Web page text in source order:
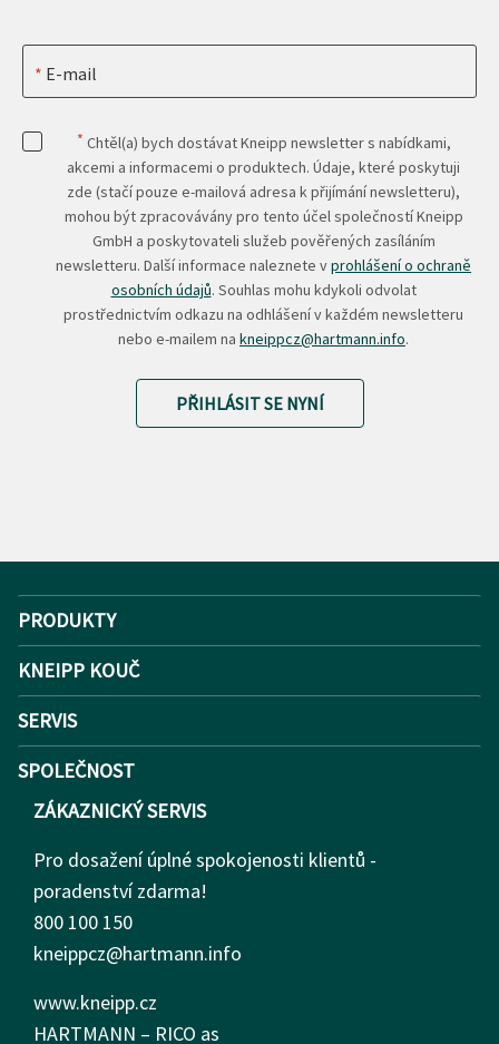
E-mail
* Chtěl(a) bych dostávat Kneipp newsletter s nabídkami,
akcemi a informacemi o produktech. Údaje, které poskytuji
zde (stačí pouze e-mailová adresa k přijímání newsletteru),
mohou být zpracovávány pro tento účel společností Kneipp
GmbH a poskytovateli služeb pověřených zasíláním
newsletteru. Další informace naleznete vprohlášení o ochraně
osobních údajů. Souhlas mohu kdykoli odvolat
prostřednictvím odkazu na odhlášení v každém newsletteru
nebo e-mailem na kneippcz@hartmann.info.
PŘIHLÁSIT SE NYNÍ
PRODUKTY
KNEIPP KOUČ
SERVIS
SPOLEČNOST
ZÁKAZNICKÝ SERVIS
Pro dosažení úplné spokojenosti klientů -
poradenství zdarma!
800 100 150
kneippcz@hartmann.info
www.kneipp.cz
HARTMANN – RICO as